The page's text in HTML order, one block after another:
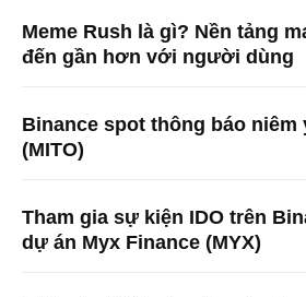
Meme Rush là gì? Nền tảng
đến gần hơn với người dùng
Binance spot thông báo niêm
(MITO)
Tham gia sự kiện IDO trên
dự án Myx Finance (MYX)